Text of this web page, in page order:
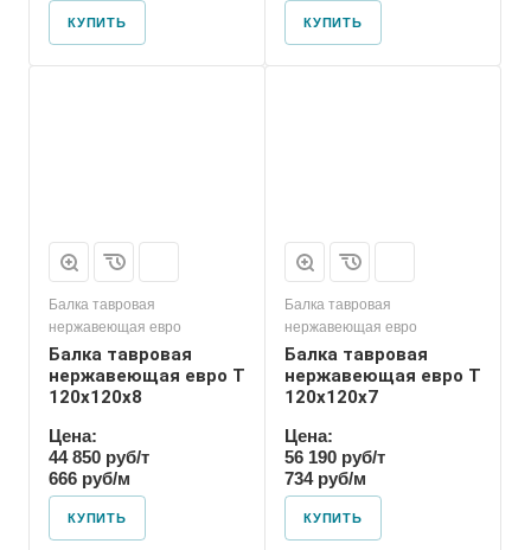
КУПИТЬ КУПИТЬ
Балка тавровая
нержавеющая евро
Балка тавровая
нержавеющая евро T
120х120х8
Цена:
44 850 руб/т
666 руб/м
КУПИТЬ
Балка тавровая
нержавеющая евро
Балка тавровая
нержавеющая евро T
120х120х7
Цена:
56 190 руб/т
734 руб/м
КУПИТЬ